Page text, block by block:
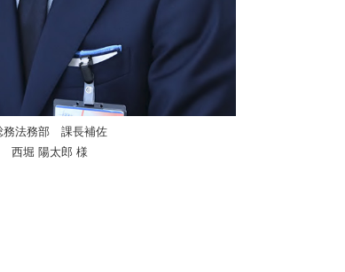
務法務部 課長補佐
西堀 陽太郎 様